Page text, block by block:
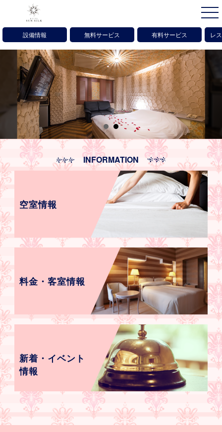
設備情報 無料サービス 有料サービス レ
INFORMATION
空室情報
料金・客室情報
新着・イベント
情報